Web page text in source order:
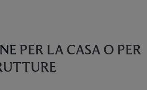
PER LA CASA O PER